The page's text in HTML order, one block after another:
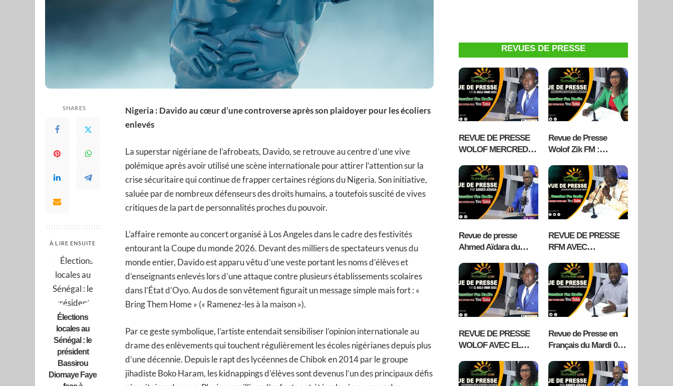
SHARES
À LIRE ENSUITE
Élections
locales au
Sénégal : le
président
Bassirou
Diomaye Faye
Nigeria : Davido au cœur d’une controverse après son plaidoyer pour les écoliers
enlevés
La superstar nigériane de l’afrobeats, Davido, se retrouve au centre d’une vive
polémique après avoir utilisé une scène internationale pour attirer l’attention sur la
crise sécuritaire qui continue de frapper certaines régions du Nigeria. Son initiative,
saluée par de nombreux défenseurs des droits humains, a toutefois suscité de vives
critiques de la part de personnalités proches du pouvoir.
L’affaire remonte au concert organisé à Los Angeles dans le cadre des festivités
entourant la Coupe du monde 2026. Devant des milliers de spectateurs venus du
monde entier, Davido est apparu vêtu d’une veste portant les noms d’élèves et
d’enseignants enlevés lors d’une attaque contre plusieurs établissements scolaires
dans l’État d’Oyo. Au dos de son vêtement figurait un message simple mais fort : «
Bring Them Home » (« Ramenez-les à la maison »).
Par ce geste symbolique, l’artiste entendait sensibiliser l’opinion internationale au
drame des enlèvements qui touchent régulièrement les écoles nigérianes depuis plus
d’une décennie. Depuis le rapt des lycéennes de Chibok en 2014 par le groupe
jihadiste Boko Haram, les kidnappings d’élèves sont devenus l’un des principaux défis
REVUES DE PRESSE
REVUE DE PRESSE
WOLOF MERCREDI
EL HADJI OMAR
CISSE RADIO
ALFAYDA FM
KAOLACK
Revue de Presse
Wolof Zik FM :
avec Mantoulaye
Thioub Ndoye
Revue de presse
Ahmed Aïdara du
REVUE DE PRESSE
RFM AVEC
MOUHAMED NDIAYE
– 5 AOÛT 2026
REVUE DE PRESSE
WOLOF AVEC EL
MARDI 04 AOÛT 2026
RADIO ALFAYDA FM
Revue de Presse en
Français du Mardi 04
Fabrice Nguema